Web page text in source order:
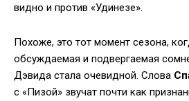
видно и против «Удинезе».
Похоже, это тот момент сезона,
обсуждаемая и подвергаемая
Дэвида стала очевидной. Слова
с «Пизой» звучат почти как